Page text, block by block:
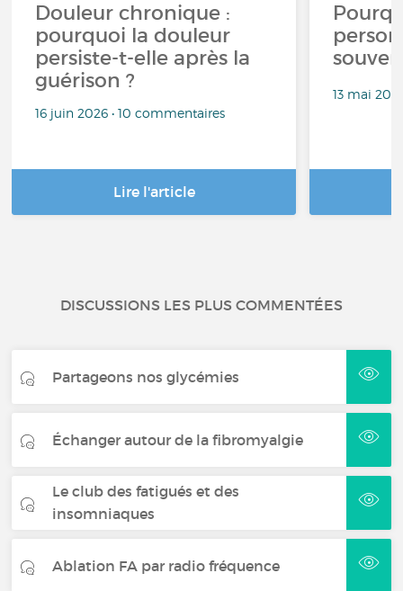
Douleur chronique :
pourquoi la douleur
persiste-t-elle après la
guérison ?
16 juin 2026 • 10 commentaires
Lire l'article
13 mai
DISCUSSIONS LES PLUS COMMENTÉES
Partageons nos glycémies
Échanger autour de la fibromyalgie
Le club des fatigués et des
insomniaques
Ablation FA par radio fréquence